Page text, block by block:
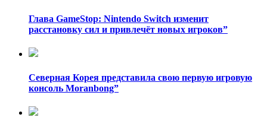
Глава GameStop: Nintendo Switch изменит
расстановку сил и привлечёт новых игроков”
Северная Корея представила свою первую игровую
консоль Moranbong”